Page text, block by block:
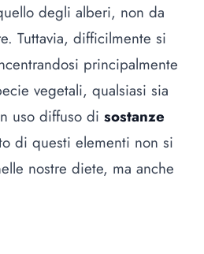
degli alberi, non da
Tuttavia, difficilmente si
principalmente
vegetali, qualsiasi sia
uso diffuso di sostanze
di questi elementi non si
nostre diete, ma anche